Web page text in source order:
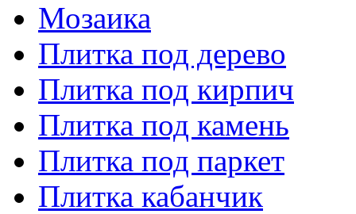
Мозаика
Плитка под дерево
Плитка под кирпич
Плитка под камень
Плитка под паркет
Плитка кабанчик